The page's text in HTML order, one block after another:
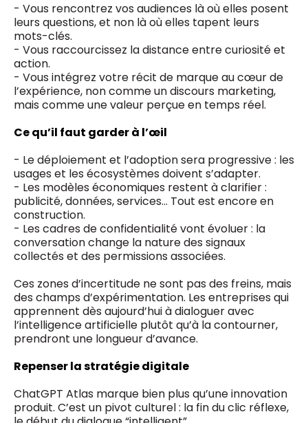
- Vous rencontrez vos audiences là où elles posent
leurs questions, et non là où elles tapent leurs
mots-clés.
- Vous raccourcissez la distance entre curiosité et
action.
- Vous intégrez votre récit de marque au cœur de
l’expérience, non comme un discours marketing,
mais comme une valeur perçue en temps réel.
Ce qu’il faut garder à l’œil
- Le déploiement et l’adoption sera progressive : les
usages et les écosystèmes doivent s’adapter.
- Les modèles économiques restent à clarifier :
publicité, données, services… Tout est encore en
construction.
- Les cadres de confidentialité vont évoluer : la
conversation change la nature des signaux
collectés et des permissions associées.
Ces zones d’incertitude ne sont pas des freins, mais
des champs d’expérimentation. Les entreprises qui
apprennent dès aujourd’hui à dialoguer avec
l’intelligence artificielle plutôt qu’à la contourner,
prendront une longueur d’avance.
Repenser la stratégie digitale
ChatGPT Atlas marque bien plus qu’une innovation
produit. C’est un pivot culturel : la fin du clic réflexe,